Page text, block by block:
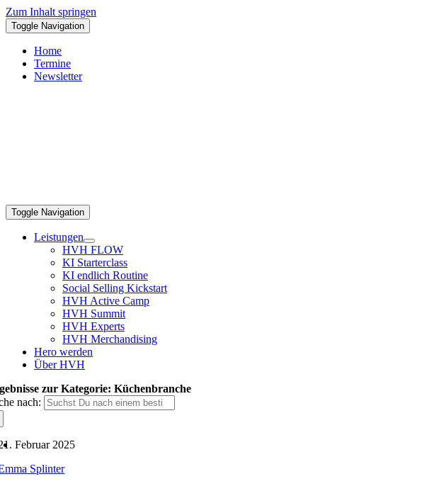
Zum Inhalt springen
Toggle Navigation
Home
Termine
Newsletter
Toggle Navigation
Leistungen
HVH FLOW
KI Starterclass
KI endlich Routine
Social Selling Kickstart
HVH Active Camp
HVH Summit
HVH Experts
HVH Merchandising
Hero werden
Über HVH
zur Kategorie: Küchenbranche
nach:
Februar 2025
Splinter